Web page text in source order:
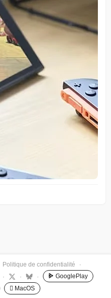
Politique de confidentialité
·
· · ·
GooglePlay
 MacOS